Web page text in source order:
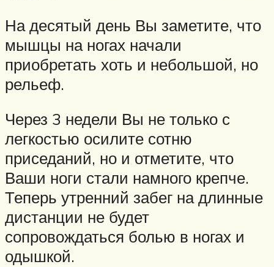
На десятый день Вы заметите, что
мышцы на ногах начали
приобретать хоть и небольшой, но
рельеф.
Через 3 недели Вы не только с
легкостью осилите сотню
приседаний, но и отметите, что
Ваши ноги стали намного крепче.
Теперь утренний забег на длинные
дистанции не будет
сопровождаться болью в ногах и
одышкой.